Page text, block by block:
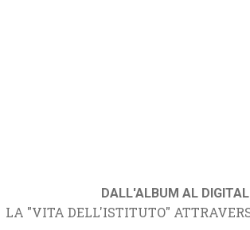
DALL'ALBUM AL
LA "VITA DELL'ISTITUTO"